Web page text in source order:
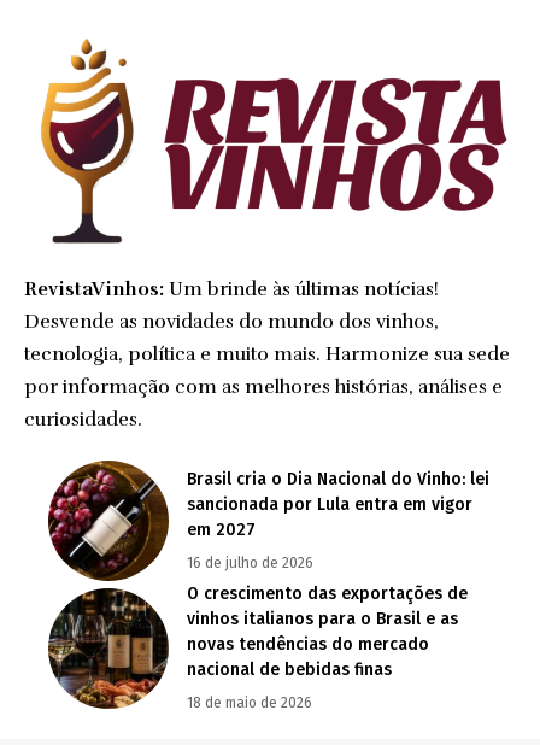
RevistaVinhos: Um brinde às últimas notícias!
Desvende as novidades do mundo dos vinhos,
tecnologia, política e muito mais. Harmonize sua sede
por informação com as melhores histórias, análises e
curiosidades.
Brasil cria o Dia Nacional do Vinho: lei
sancionada por Lula entra em vigor
em 2027
16 de julho de 2026
O crescimento das exportações de
vinhos italianos para o Brasil e as
novas tendências do mercado
nacional de bebidas finas
18 de maio de 2026